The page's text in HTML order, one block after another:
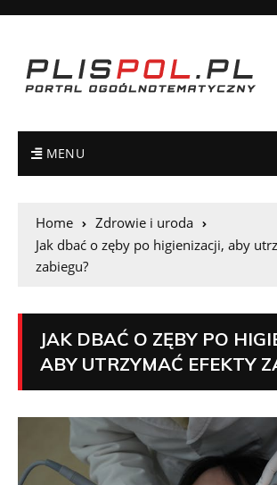
MENU
Home
Zdrowie i uroda
Jak dbać o zęby po higienizacji, aby
zabiegu?
JAK DBAĆ O ZĘBY PO
ABY UTRZYMAĆ EFEKTY